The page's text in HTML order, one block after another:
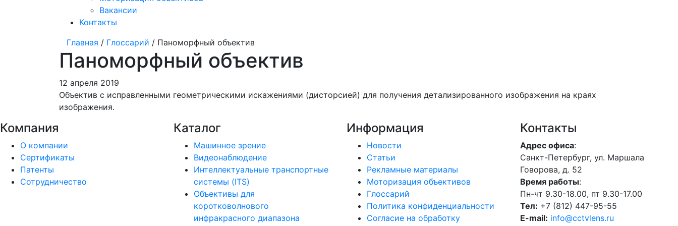
Вакансии
Контакты
Главная / Глоссарий / Паноморфный объектив
Паноморфный объектив
12 апреля 2019
Объектив с исправленными геометрическими искажениями (дисторсией) для получения детализированного изображения на краях
изображения.
Компания
О компании
Сертификаты
Патенты
Сотрудничество
Каталог
Машинное зрение
Видеонаблюдение
Интеллектуальные транспортные
системы (ITS)
Объективы для
коротковолнового
инфракрасного диапазона
Информация
Новости
Статьи
Рекламные материалы
Моторизация объективов
Глоссарий
Политика конфиденциальности
Согласие на обработку
Контакты
Адрес офиса:
Санкт-Петербург, ул. Маршала
Говорова, д. 52
Время работы:
Пн-чт 9.30-18.00, пт 9.30-17.00
Тел: +7 (812) 447-95-55
E-mail: info@cctvlens.ru